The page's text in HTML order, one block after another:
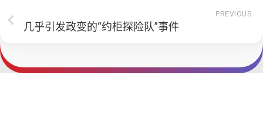
PREVIOUS
几乎引发政变的“约柜探险队”事件